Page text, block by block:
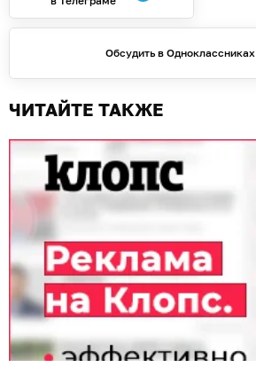
Обсудить в Одноклассниках
ЧИТАЙТЕ ТАКЖЕ